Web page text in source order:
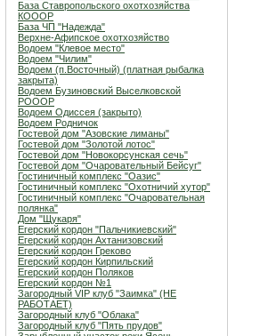
База Ставропольского охотхозяйства
КОООР
База ЧП "Надежда"
Верхне-Афипское охотхозяйство
Водоем "Клевое место"
Водоем "Чилим"
Водоем (п.Восточный) (платная рыбалка
закрыта)
Водоем Бузиновский Выселковской
РОООР
Водоем Одиссея (закрыто)
Водоем Родничок
Гостевой дом "Азовские лиманы"
Гостевой дом "Золотой лотос"
Гостевой дом "Новокорсунская сечь"
Гостевой дом "Очаровательный Бейсуг"
Гостиничный комплекс "Оазис"
Гостиничный комплекс "Охотничий хутор"
Гостиничный комплекс "Очаровательная
полянка"
Дом "Щукаря"
Егерский кордон "Пальчикиевский"
Егерский кордон Ахтанизовский
Егерский кордон Греково
Егерский кордон Кирпильский
Егерский кордон Поляков
Егерский кордон №1
Загородный VIP клуб "Заимка" (НЕ
РАБОТАЕТ)
Загородный клуб "Облака"
Загородный клуб "Пять прудов"